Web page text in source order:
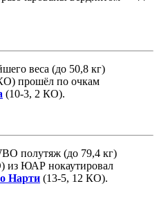
веса (до 50,8 кг)
прошёл по очкам
(10-3, 2 КО).
полутяж (до 79,4 кг)
из ЮАР нокаутировал
Нарти (13-5, 12 КО).